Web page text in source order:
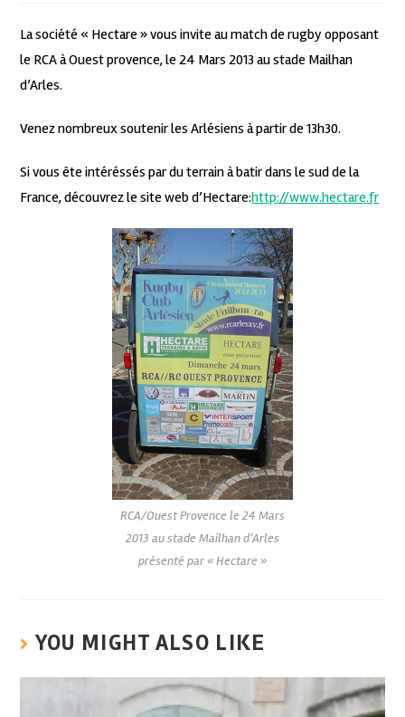
La société « Hectare » vous invite au match de rugby opposant
le RCA à Ouest provence, le 24 Mars 2013 au stade Mailhan
d’Arles.
Venez nombreux soutenir les Arlésiens à partir de 13h30.
Si vous ête intéréssés par du terrain à batir dans le sud de la
France, découvrez le site web d’Hectare:http://www.hectare.fr
RCA/Ouest Provence le 24 Mars
2013 au stade Mailhan d’Arles
présenté par « Hectare »
YOU MIGHT ALSO LIKE